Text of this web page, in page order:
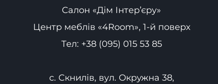
Салон «Дім Інтер’єру»
Центр меблів «4Room», 1-й поверх
Тел: +38 (095) 015 53 85
с. Скнилів, вул. Окружна 38,